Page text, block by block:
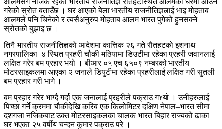
गरेको स्रोत बताउँछ । घर आएको बेला भारतीय राजनीतिज्ञलाई भाइ मोहताब
आलमले पनि चिनेको र त्यसैअनुरुप मोहताब आलम भारत पुगेको हुनसक्ने
स्रोतको बुझाइ छ ।
तिनै भारतीय राजनीतिज्ञको आदेशमा कात्तिक २६ गते रौतहटको इशनाथ
नगरपालिका–४ स्थित प्रहरी चौकी मठियामा डिउटीमा रहेका प्रहरी जवानलाई
लक्षित गरेर बम प्रहार भयो । बीआर ०५ एच ६५०९ नम्बरको भारतीय
मोटरसाइकलमा आएका २ जनाले डियुटीमा रहेका प्रहरीलाई लक्षित गरी सुतली
बम प्रहार गरी भागे ।
बम प्रहार गरेर भाग्दै गर्दा एक जनालाई प्रहरीले पक्राउ ग¥यो । उनीहरुलाई
पिच्छा गर्ने क्रममा चौकीदेखि करिब एक किलोमिटर दक्षिण नेपाल–भारत सीमा
दशगजा नजिकबाट उक्त मोटरसाइकलका चालक भारत बिहार राज्यको ढाका
घर भएका २५ वर्षीय चन्दन कुमार पक्राउ परे ।